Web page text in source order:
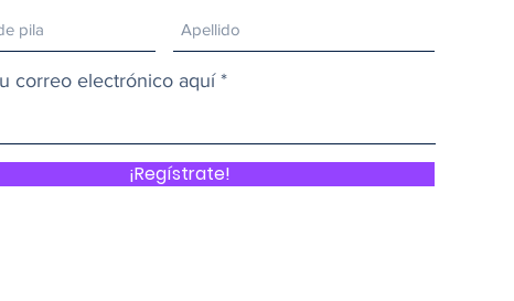
correo electrónico aquí
¡Regístrate!